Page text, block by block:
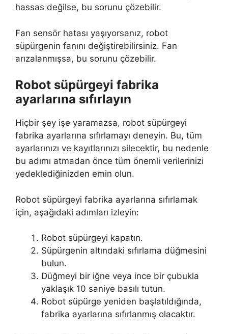
hassas değilse, bu sorunu çözebilir.
Fan sensör hatası yaşıyorsanız, robot
süpürgenin fanını değiştirebilirsiniz. Fan
arızalanmışsa, bu sorunu çözebilir.
Robot süpürgeyi fabrika
ayarlarına sıfırlayın
Hiçbir şey işe yaramazsa, robot süpürgeyi
fabrika ayarlarına sıfırlamayı deneyin. Bu, tüm
ayarlarınızı ve kayıtlarınızı silecektir, bu nedenle
bu adımı atmadan önce tüm önemli verilerinizi
yedeklediğinizden emin olun.
Robot süpürgeyi fabrika ayarlarına sıfırlamak
için, aşağıdaki adımları izleyin:
Robot süpürgeyi kapatın.
Süpürgenin altındaki sıfırlama düğmesini
bulun.
Düğmeyi bir iğne veya ince bir çubukla
yaklaşık 10 saniye basılı tutun.
Robot süpürge yeniden başlatıldığında,
fabrika ayarlarına sıfırlanmış olacaktır.